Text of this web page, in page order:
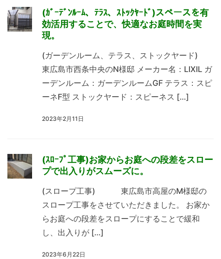
(ｶﾞｰﾃﾞﾝﾙｰﾑ、ﾃﾗｽ、ｽﾄｯｸﾔｰﾄﾞ)スペースを有
効活用することで、快適なお庭時間を実
現。
(ガーデンルーム、テラス、ストックヤード)
東広島市西条中央のN様邸 メーカー名：LIXIL ガ
ーデンルーム：ガーデンルームGF テラス：スピ
ーネF型 ストックヤード：スピーネス […]
2023年2月11日
(ｽﾛｰﾌﾟ工事)お家からお庭への段差をスロー
プで出入りがスムーズに。
(スロープ工事) 東広島市高屋のM様邸の
スロープ工事をさせていただきました。 お家か
らお庭への段差をスロープにすることで緩和
し、出入りが […]
2023年6月22日